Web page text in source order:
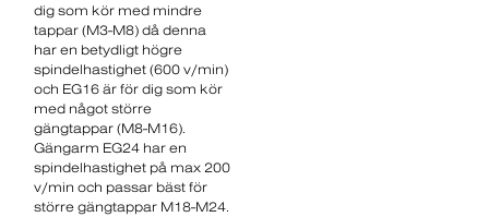
dig som kör med mindre
tappar (M3-M8) då denna
har en betydligt högre
spindelhastighet (600 v/min)
och EG16 är för dig som kör
med något större
gängtappar (M8-M16).
Gängarm EG24 har en
spindelhastighet på max 200
v/min och passar bäst för
större gängtappar M18-M24.